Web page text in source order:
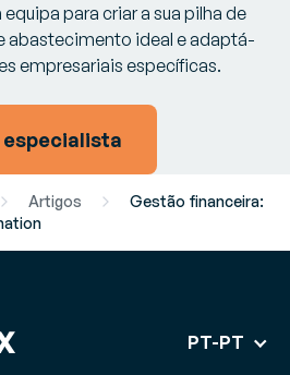
para criar a sua pilha de
abastecimento ideal e adaptá-
empresariais específicas.
Artigos
Gestão financeira:
PT-PT